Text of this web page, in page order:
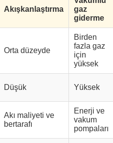
Akışkanlaştırma
gaz
giderme
Orta düzeyde
Birden
fazla gaz
için
yüksek
Düşük Yüksek
Akı maliyeti ve
bertarafı
Enerji ve
vakum
pompaları